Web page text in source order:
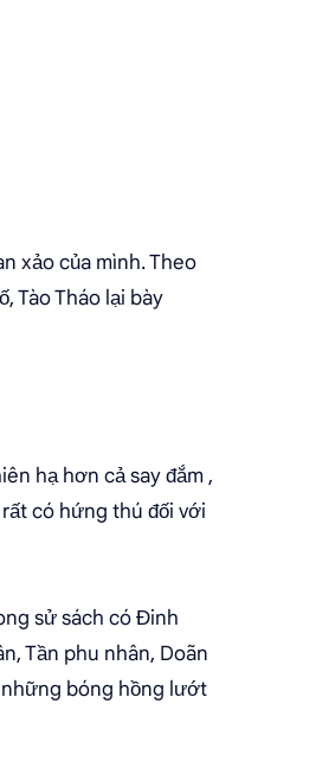
xảo của mình. Theo
Tào Tháo lại bày
hạ hơn cả say đắm ,
có hứng thú đối với
sử sách có Đinh
Tần phu nhân, Doãn
những bóng hồng lướt